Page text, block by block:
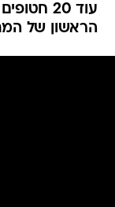
עוד 20
הראשון של